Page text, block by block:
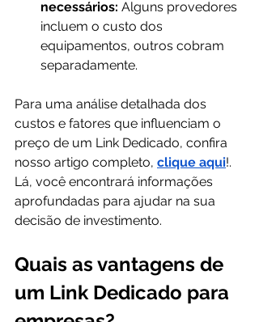
necessários: Alguns provedores
incluem o custo dos
equipamentos, outros cobram
separadamente.
Para uma análise detalhada dos
custos e fatores que influenciam o
preço de um Link Dedicado, confira
nosso artigo completo, clique aqui!.
Lá, você encontrará informações
aprofundadas para ajudar na sua
decisão de investimento.
Quais as vantagens de
um Link Dedicado para